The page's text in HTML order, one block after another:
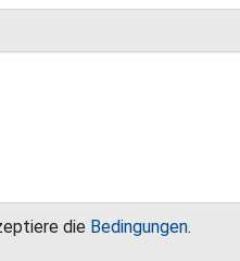
die Bedingungen.